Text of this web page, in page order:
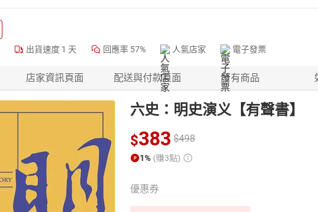
出貨速度 1 天 回應率 57% 人氣店家 電子發票
店家資訊頁面 配送與付款頁面 所有商品
六史：明史演义【有聲書】
$383 $498
1% (賺3點)
優惠券